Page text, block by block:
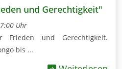
und Gerechtigkeit"
Uhr
Frieden und Gerechtigkeit.
bis ...